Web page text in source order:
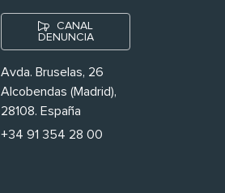
CANAL
DENUNCIA
Avda. Bruselas, 26
Alcobendas (Madrid),
28108. España
+34 91 354 28 00